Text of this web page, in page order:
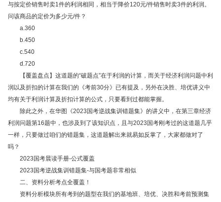
与按定价销售时卖1件的利润相同，相当于降价120元/件销售时卖3件的利润。
问该商品的定价为多少元/件？
a.360
b.450
c.540
d.720
【覆盖盘点】这道题的“破题点”在于利润的计算，而关于经济利润问题中利
润以及折扣的计算在我们的《考前30分》已有提及，另外在决胜、培优讲义中
均有关于利润计算及折扣计算的公式，只要看到过都能掌握。
除此之外，在华图《2023国考逆战集训错题集》的讲义中，在第三章经济
利润问题第16题中，也涉及到了该知识点，且与2023国考刚考过的这道题几乎
一样，只要做过咱们的错题集，这道题解出来就易如反掌了，大家都做对了
吗？
2023 国考晨读手册-公式覆盖
2023 国考逆战集训错题集-与国考题非常相似
二、资料分析考点全覆盖！
资料分析模块所有考到的题型在我们的基地班、培优、决胜和考前预测集